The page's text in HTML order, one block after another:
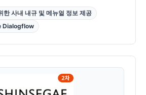
한 사내 내규 및 메뉴얼 정보 제공
Dialogflow